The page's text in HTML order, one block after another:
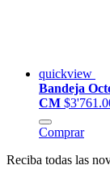
quickview
Bandeja
CM
Comprar
Reciba todas las